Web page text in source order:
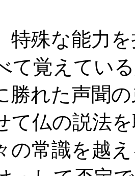
特殊な能力
て覚えてい
勝れた声聞
て仏の説法
の常識を越